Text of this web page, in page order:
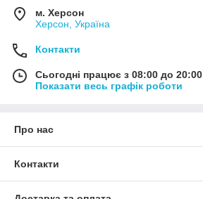
м. Херсон
Херсон, Україна
Контакти
Сьогодні працює з 08:00 до 20:00
Показати весь графік роботи
Про нас
Контакти